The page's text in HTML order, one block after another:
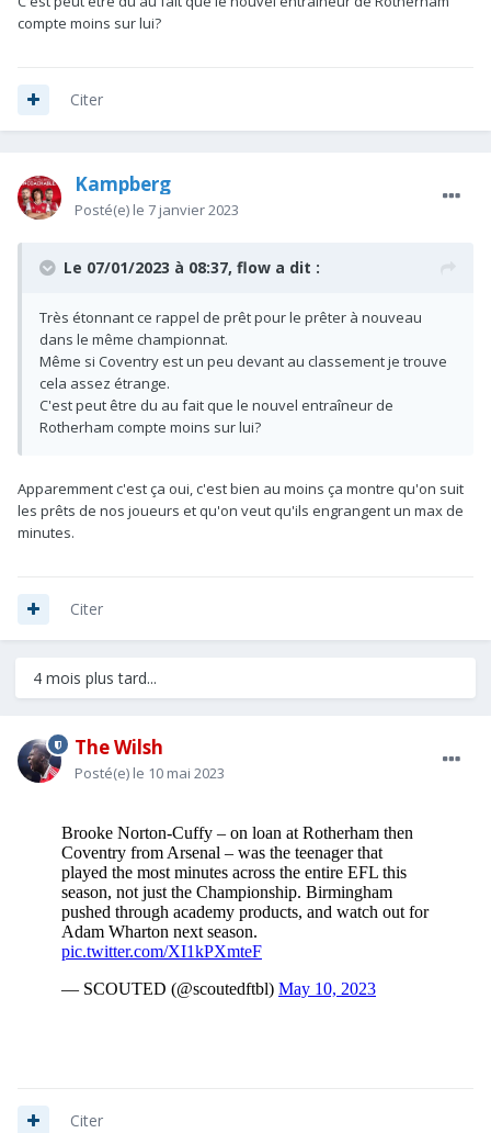
compte moins sur lui?
Citer
Kampberg
Posté(e) le 7 janvier 2023
Le 07/01/2023 à 08:37, flow a dit :
Très étonnant ce rappel de prêt pour le prêter à nouveau
dans le même championnat.
Même si Coventry est un peu devant au classement je trouve
cela assez étrange.
C'est peut être du au fait que le nouvel entraîneur de
Rotherham compte moins sur lui?
Apparemment c'est ça oui, c'est bien au moins ça montre qu'on suit
les prêts de nos joueurs et qu'on veut qu'ils engrangent un max de
minutes.
Citer
4 mois plus tard...
The Wilsh
Posté(e) le 10 mai 2023
Citer